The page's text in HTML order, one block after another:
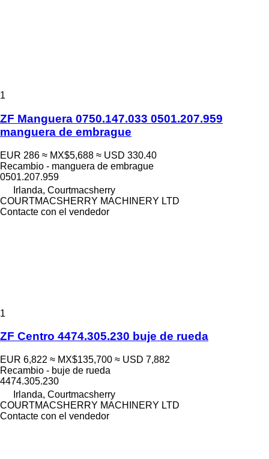
1
ZF Manguera 0750.147.033 0501.207.959
manguera de embrague
EUR 286 ≈ MX$5,688 ≈ USD 330.40
Recambio - manguera de embrague
0501.207.959
Irlanda, Courtmacsherry
COURTMACSHERRY MACHINERY LTD
Contacte con el vendedor
1
ZF Centro 4474.305.230 buje de rueda
EUR 6,822 ≈ MX$135,700 ≈ USD 7,882
Recambio - buje de rueda
4474.305.230
Irlanda, Courtmacsherry
COURTMACSHERRY MACHINERY LTD
Contacte con el vendedor